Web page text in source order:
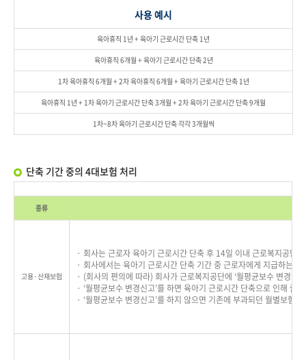
사용 예시
육아휴직 1년 + 육아기 근로시간 단축 1년
육아휴직 6개월 + 육아기 근로시간 단축 2년
1차 육아휴직 6개월 + 2차 육아휴직 6개월 + 육아기 근로시간 단축 1년
육아휴직 1년 + 1차 육아기 근로시간 단축 3개월 + 2차 육아기 근로시간 단축 9개월
1차~8차 육아기 근로시간 단축 각각 3개월씩
단축 기간 중의 4대보험 처리
종류
고용·산재보험
· 회사는 근로자 육아기 근로시간 단축 후 14일 이내 근로복지공단
· 회사에서는 육아기 근로시간 단축 기간 중 근로자에게 지급하는
· (회사의 편의에 따라) 회사가 근로복지공단에 ‘월평균보수 변경신
· ‘월평균보수 변경신고’를 하면 육아기 근로시간 단축으로 인해 줄
· ‘월평균보수 변경신고’를 하지 않으면 기존에 부과되던 월별보험